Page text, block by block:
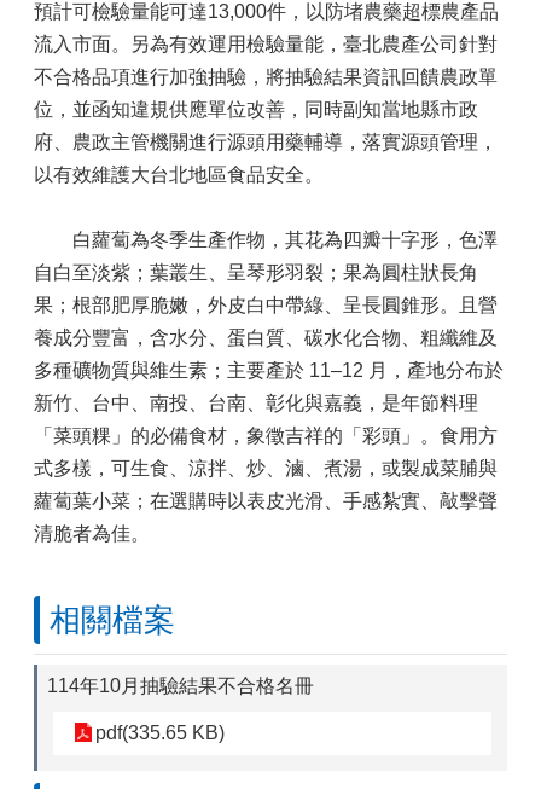
預計可檢驗量能可達13,000件，以防堵農藥超標農產品
流入市面。另為有效運用檢驗量能，臺北農產公司針對
不合格品項進行加強抽驗，將抽驗結果資訊回饋農政單
位，並函知違規供應單位改善，同時副知當地縣市政
府、農政主管機關進行源頭用藥輔導，落實源頭管理，
以有效維護大台北地區食品安全。
白蘿蔔為冬季生產作物，其花為四瓣十字形，色澤
自白至淡紫；葉叢生、呈琴形羽裂；果為圓柱狀長角
果；根部肥厚脆嫩，外皮白中帶綠、呈長圓錐形。且營
養成分豐富，含水分、蛋白質、碳水化合物、粗纖維及
多種礦物質與維生素；主要產於 11–12 月，產地分布於
新竹、台中、南投、台南、彰化與嘉義，是年節料理
「菜頭粿」的必備食材，象徵吉祥的「彩頭」。食用方
式多樣，可生食、涼拌、炒、滷、煮湯，或製成菜脯與
蘿蔔葉小菜；在選購時以表皮光滑、手感紮實、敲擊聲
清脆者為佳。
相關檔案
114年10月抽驗結果不合格名冊
pdf(335.65 KB)